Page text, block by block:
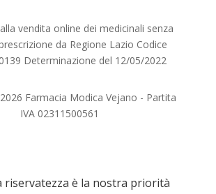
vendita online dei medicinali senza
da Regione Lazio Codice
Determinazione del 12/05/2022
Farmacia Modica Vejano - Partita
IVA 02311500561
riservatezza è la nostra priorità